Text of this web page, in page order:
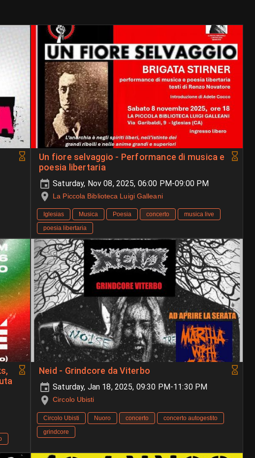
Un fiore selvaggio - Performance di musica e
poesia libertaria
Saturday, Nov 08, 2025, 06:00 PM-09:00 PM
La Piccola Biblioteca Luigi Galleani
Iglesias Musica Poesia concerto
musica live
poesia libertaria
Neid - Grindcore da Viterbo
Saturday, Jan 18, 2025, 09:30 PM-11:30 PM
Circolo Ubisti
Circolo Ubisti Nuoro concerto
concerto autogestito
grindcore